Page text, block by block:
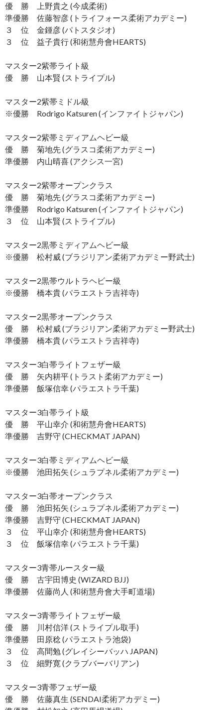
優 勝 上野貴之 (今成柔術)
準優勝 佐藤智彦 (トライフォース柔術アカデミー)
３ 位 金鍾彦 (パトスタジオ)
３ 位 益子貴行 (和術慧舟會HEARTS)
マスター2紫帯ライト級
優 勝 山本賢 (ストライプル)
マスター2紫帯ミドル級
※優勝 Rodrigo Katsuren (インファイトジャパン)
マスター2紫帯ミディアムヘビー級
優 勝 菊地先 (グラスコ柔術アカデミー)
準優勝 内山晴喜 (アクシス一宮)
マスター2紫帯オープンクラス
優 勝 菊地先 (グラスコ柔術アカデミー)
準優勝 Rodrigo Katsuren (インファイトジャパン)
３ 位 山本賢 (ストライプル)
マスター2黒帯ミディアムヘビー級
※優勝 松村威 (ブラジリアン柔術アカデミー野武士)
マスター2黒帯ウルトラヘビー級
※優勝 橋本貴 (パラエストラ吉祥寺)
マスター2黒帯オープンクラス
優 勝 松村威 (ブラジリアン柔術アカデミー野武士)
準優勝 橋本貴 (パラエストラ吉祥寺)
マスター3白帯ライトフェザー級
優 勝 矢内耕平 (トラスト柔術アカデミー)
準優勝 飯塚信幸 (パラエストラ千葉)
マスター3白帯ライト級
優 勝 平山幸介 (和術慧舟會HEARTS)
準優勝 吉野守 (CHECKMAT JAPAN)
マスター3白帯ミディアムヘビー級
※優勝 池田拓矢 (シュラプネル柔術アカデミー)
マスター3白帯オープンクラス
優 勝 池田拓矢 (シュラプネル柔術アカデミー)
準優勝 吉野守 (CHECKMAT JAPAN)
３ 位 平山幸介 (和術慧舟會HEARTS)
３ 位 飯塚信幸 (パラエストラ千葉)
マスター3青帯ルースター級
優 勝 古宇田博史 (WIZARD BJJ)
準優勝 佐藤尚人 (和術慧舟會大手町道場)
マスター3青帯ライトフェザー級
優 勝 川村信洋 (ストライプル取手)
準優勝 田原稔 (パラエストラ池袋)
３ 位 高間勉 (グレイシーバッハ JAPAN)
３ 位 細野寛 (クラブバーバリアン)
マスター3青帯フェザー級
優 勝 佐藤真生 (SENDAI柔術アカデミー)